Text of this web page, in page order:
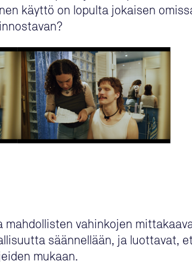
käyttö on lopulta jokaisen
vahinkojen
säännellään, ja luottavat,
mukaan.